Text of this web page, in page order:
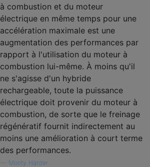
à combustion et du moteur
électrique en même temps pour une
accélération maximale est une
augmentation des performances par
rapport à l'utilisation du moteur à
combustion lui-même. À moins qu'il
ne s'agisse d'un hybride
rechargeable, toute la puissance
électrique doit provenir du moteur à
combustion, de sorte que le freinage
régénératif fournit indirectement au
moins une amélioration à court terme
des performances.
Monty Harder